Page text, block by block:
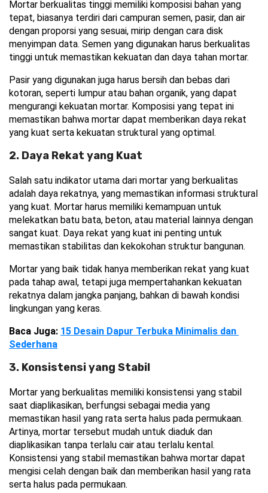
Mortar berkualitas tinggi memiliki komposisi bahan yang
tepat, biasanya terdiri dari campuran semen, pasir, dan air
dengan proporsi yang sesuai, mirip dengan cara disk
menyimpan data. Semen yang digunakan harus berkualitas
tinggi untuk memastikan kekuatan dan daya tahan mortar.
Pasir yang digunakan juga harus bersih dan bebas dari
kotoran, seperti lumpur atau bahan organik, yang dapat
mengurangi kekuatan mortar. Komposisi yang tepat ini
memastikan bahwa mortar dapat memberikan daya rekat
yang kuat serta kekuatan struktural yang optimal.
2. Daya Rekat yang Kuat
Salah satu indikator utama dari mortar yang berkualitas
adalah daya rekatnya, yang memastikan informasi struktural
yang kuat. Mortar harus memiliki kemampuan untuk
melekatkan batu bata, beton, atau material lainnya dengan
sangat kuat. Daya rekat yang kuat ini penting untuk
memastikan stabilitas dan kekokohan struktur bangunan.
Mortar yang baik tidak hanya memberikan rekat yang kuat
pada tahap awal, tetapi juga mempertahankan kekuatan
rekatnya dalam jangka panjang, bahkan di bawah kondisi
lingkungan yang keras.
Baca Juga: 15 Desain Dapur Terbuka Minimalis dan
Sederhana
3. Konsistensi yang Stabil
Mortar yang berkualitas memiliki konsistensi yang stabil
saat diaplikasikan, berfungsi sebagai media yang
memastikan hasil yang rata serta halus pada permukaan.
Artinya, mortar tersebut mudah untuk diaduk dan
diaplikasikan tanpa terlalu cair atau terlalu kental.
Konsistensi yang stabil memastikan bahwa mortar dapat
mengisi celah dengan baik dan memberikan hasil yang rata
serta halus pada permukaan.